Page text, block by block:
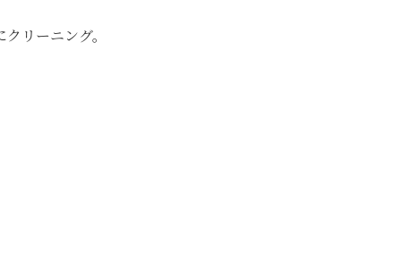
リーニング。